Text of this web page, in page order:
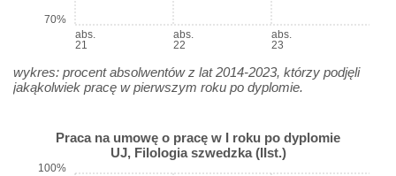
abs.
21
abs.
22
abs.
23
70%
wykres: procent absolwentów z lat 2014-2023, którzy podjęli
jakąkolwiek pracę w pierwszym roku po dyplomie.
Praca na umowę o pracę w I roku po dyplomie
UJ, Filologia szwedzka (IIst.)
100%